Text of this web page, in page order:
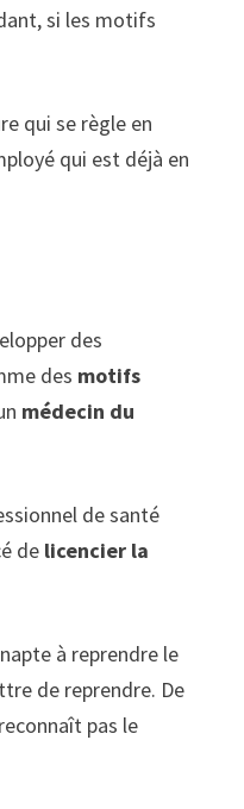
si les motifs
qui se règle en
qui est déjà en
des
des motifs
médecin du
de santé
de licencier la
à reprendre le
de reprendre. De
pas le